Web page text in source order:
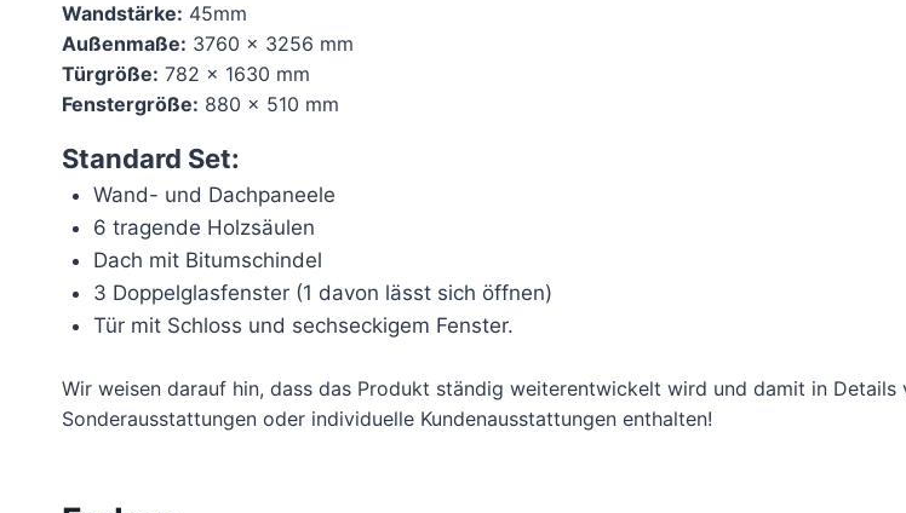
Wandstärke: 45mm
Außenmaße: 3760 x 3256 mm
Türgröße: 782 x 1630 mm
Fenstergröße: 880 x 510 mm
Standard Set:
Wand- und Dachpaneele
6 tragende Holzsäulen
Dach mit Bitumschindel
3 Doppelglasfenster (1 davon lässt sich öffnen)
Tür mit Schloss und sechseckigem Fenster.
Wir weisen darauf hin, dass das Produkt ständig weiterentwickelt wird und damit in
Sonderausstattungen oder individuelle Kundenausstattungen enthalten!